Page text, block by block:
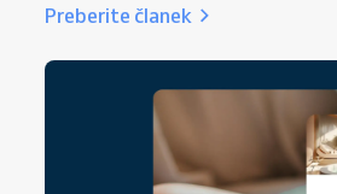
Preberite članek